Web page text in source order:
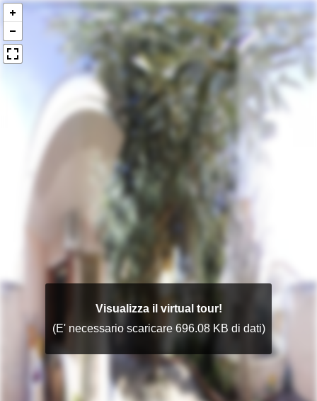
Visualizza il virtual tour!
(E' necessario scaricare 696.08 KB di dati)